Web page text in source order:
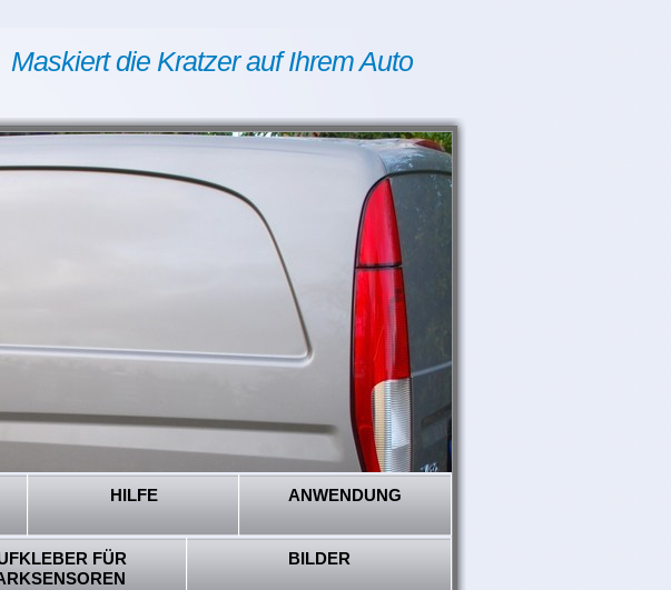
Maskiert die Kratzer auf Ihrem Auto
HILFE ANWENDUNG
FÜR
BILDER